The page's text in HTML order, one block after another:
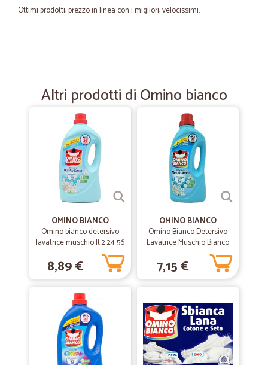
Ottimi prodotti, prezzo in linea con i migliori, velocissimi.
—
Servizio veloce articoli ben imballati…
Servizio veloce articoli ben imballati Peccato il corriere non consegni
alla porta avendo ordinato articoli pesanti
Precisi e veloci
Precisi e veloci
I prodotti acquistati sono di ottima…
I prodotti acquistati sono di ottima qualità. La comunicazione
telefonica con l'assistenza è stata perfetta. Spedizione puntuale e
Altri prodotti di Omino bianco
OMINO BIANCO
Omino bianco detersivo
lavatrice muschio lt.2.24 56
8,89 €
OMINO BIANCO
Omino Bianco Detersivo
Lavatrice Muschio Bianco
35 Lavaggi 1400 ml
7,15 €